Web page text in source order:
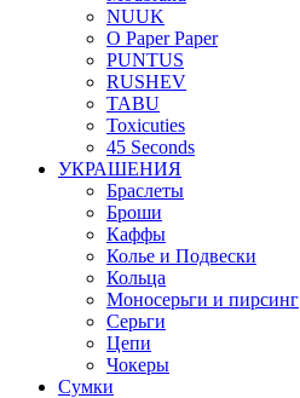
NUUK
O Paper Paper
PUNTUS
RUSHEV
TABU
Toxicuties
45 Seconds
УКРАШЕНИЯ
Браслеты
Броши
Каффы
Колье и Подвески
Кольца
Моносерьги и пирсинг
Серьги
Цепи
Чокеры
Сумки